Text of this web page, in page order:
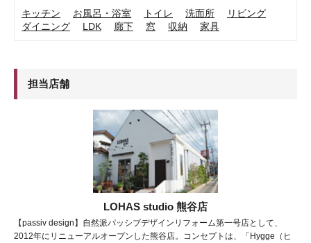
キッチン お風呂・浴室 トイレ 洗面所
リビング
ダイニング
LDK 廊下 窓 収納 家具
担当店舗
LOHAS studio 熊谷店
【passiv design】自然派パッシブデザインリフォーム第一号店として、
2012年にリニューアルオープンした熊谷店。コンセプトは、「Hygge（ヒ